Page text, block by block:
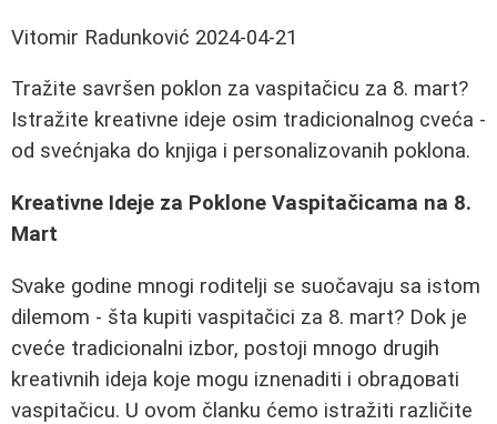
Vitomir Radunković 2024-04-21
Tražite savršen poklon za vaspitačicu za 8. mart?
Istražite kreativne ideje osim tradicionalnog cveća -
od svećnjaka do knjiga i personalizovanih poklona.
Kreativne Ideje za Poklone Vaspitačicama na 8.
Mart
Svake godine mnogi roditelji se suočavaju sa istom
dilemom - šta kupiti vaspitačici za 8. mart? Dok je
cveće tradicionalni izbor, postoji mnogo drugih
kreativnih ideja koje mogu iznenaditi i obraдоваti
vaspitačicu. U ovom članku ćemo istražiti različite